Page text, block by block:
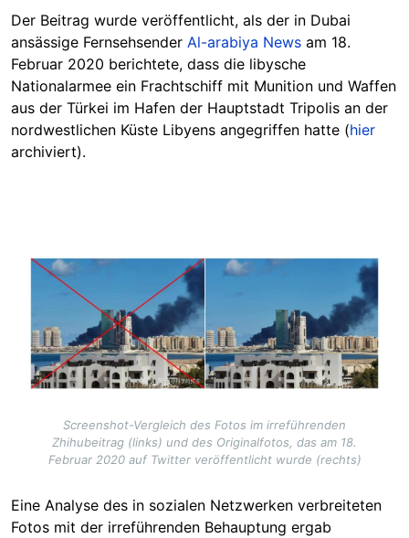
Der Beitrag wurde veröffentlicht, als der in Dubai
ansässige Fernsehsender Al-arabiya News am 18.
Februar 2020 berichtete, dass die libysche
Nationalarmee ein Frachtschiff mit Munition und Waffen
aus der Türkei im Hafen der Hauptstadt Tripolis an der
nordwestlichen Küste Libyens angegriffen hatte (hier
archiviert).
Image
Screenshot-Vergleich des Fotos im irreführenden
Zhihubeitrag (links) und des Originalfotos, das am 18.
Februar 2020 auf Twitter veröffentlicht wurde (rechts)
Eine Analyse des in sozialen Netzwerken verbreiteten
Fotos mit der irreführenden Behauptung ergab